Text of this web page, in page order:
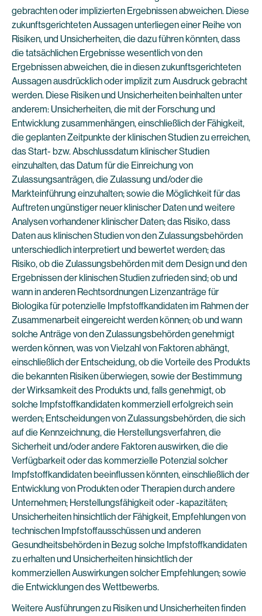
gebrachten oder implizierten Ergebnissen abweichen. Diese
zukunftsgerichteten Aussagen unterliegen einer Reihe von
Risiken, und Unsicherheiten, die dazu führen könnten, dass
die tatsächlichen Ergebnisse wesentlich von den
Ergebnissen abweichen, die in diesen zukunftsgerichteten
Aussagen ausdrücklich oder implizit zum Ausdruck gebracht
werden. Diese Risiken und Unsicherheiten beinhalten unter
anderem: Unsicherheiten, die mit der Forschung und
Entwicklung zusammenhängen, einschließlich der Fähigkeit,
die geplanten Zeitpunkte der klinischen Studien zu erreichen,
das Start- bzw. Abschlussdatum klinischer Studien
einzuhalten, das Datum für die Einreichung von
Zulassungsanträgen, die Zulassung und/oder die
Markteinführung einzuhalten; sowie die Möglichkeit für das
Auftreten ungünstiger neuer klinischer Daten und weitere
Analysen vorhandener klinischer Daten; das Risiko, dass
Daten aus klinischen Studien von den Zulassungsbehörden
unterschiedlich interpretiert und bewertet werden; das
Risiko, ob die Zulassungsbehörden mit dem Design und den
Ergebnissen der klinischen Studien zufrieden sind; ob und
wann in anderen Rechtsordnungen Lizenzanträge für
Biologika für potenzielle Impfstoffkandidaten im Rahmen der
Zusammenarbeit eingereicht werden können; ob und wann
solche Anträge von den Zulassungsbehörden genehmigt
werden können, was von Vielzahl von Faktoren abhängt,
einschließlich der Entscheidung, ob die Vorteile des Produkts
die bekannten Risiken überwiegen, sowie der Bestimmung
der Wirksamkeit des Produkts und, falls genehmigt, ob
solche Impfstoffkandidaten kommerziell erfolgreich sein
werden; Entscheidungen von Zulassungsbehörden, die sich
auf die Kennzeichnung, die Herstellungsverfahren, die
Sicherheit und/oder andere Faktoren auswirken, die die
Verfügbarkeit oder das kommerzielle Potenzial solcher
Impfstoffkandidaten beeinflussen könnten, einschließlich der
Entwicklung von Produkten oder Therapien durch andere
Unternehmen; Herstellungsfähigkeit oder -kapazitäten;
Unsicherheiten hinsichtlich der Fähigkeit, Empfehlungen von
technischen Impfstoffausschüssen und anderen
Gesundheitsbehörden in Bezug solche Impfstoffkandidaten
zu erhalten und Unsicherheiten hinsichtlich der
kommerziellen Auswirkungen solcher Empfehlungen; sowie
die Entwicklungen des Wettbewerbs.
Weitere Ausführungen zu Risiken und Unsicherheiten finden